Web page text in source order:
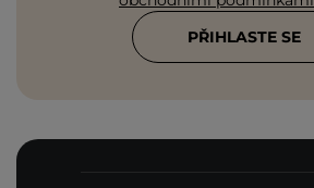
PŘIHLASTE SE